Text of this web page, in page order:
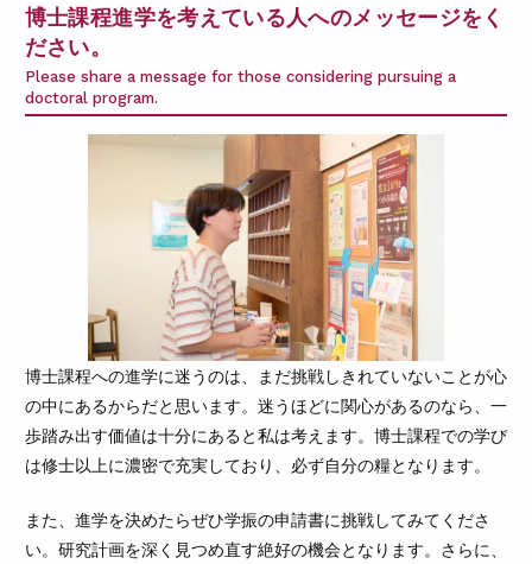
博士課程進学を考えている人へのメッセージをく
ださい。
Please share a message for those considering pursuing a
doctoral program.
博士課程への進学に迷うのは、まだ挑戦しきれていないことが心
の中にあるからだと思います。迷うほどに関心があるのなら、一
歩踏み出す価値は十分にあると私は考えます。博士課程での学び
は修士以上に濃密で充実しており、必ず自分の糧となります。
また、進学を決めたらぜひ学振の申請書に挑戦してみてくださ
い。研究計画を深く見つめ直す絶好の機会となります。さらに、